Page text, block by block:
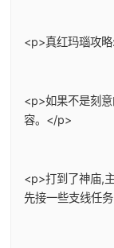
<p>真红玛瑙攻
<p>如果不是刻
容。</p>
<p>打到了神庙,
先接一些支线任